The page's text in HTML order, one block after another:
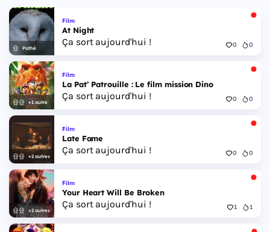
Pathé
Film
At Night
Ça sort aujourd'hui ! 0 0
+1 autre
Film
La Pat’ Patrouille : Le film mission Dino
Ça sort aujourd'hui ! 0 0
+2 autres
Film
Late Fame
Ça sort aujourd'hui ! 0 0
+2 autres
Film
Your Heart Will Be Broken
Ça sort aujourd'hui ! 1 1